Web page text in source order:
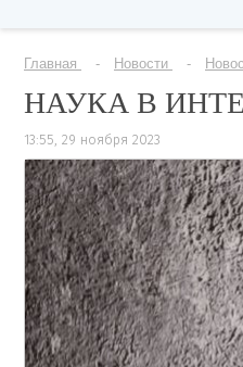
Главная Новости
НАУКА В
13:55, 29 ноября 2023